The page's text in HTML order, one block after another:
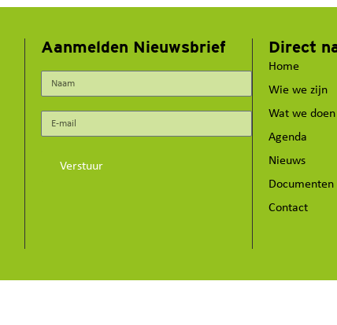
Aanmelden Nieuwsbrief
Verstuur
Direct
Home
Wie we zijn
Wat we doen
Agenda
Nieuws
Documenten
Contact